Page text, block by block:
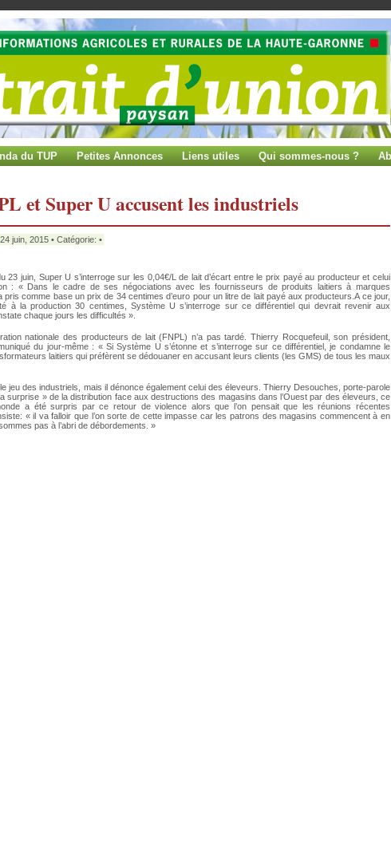
du TUP Petites Annonces Liens utiles Qui sommes-nous ?
et Super U accusent les industriels
juin, 2015 • Catégorie: •
23 juin, Super U s’interroge sur les 0,04€/L de lait d’écart entre le prix payé au producteur et celui
: « Dans le cadre de ses négociations avec les fournisseurs de produits laitiers à marques
pris comme base un prix de 34 centimes d’euro pour un litre de lait payé aux producteurs.A ce jour,
à la production 30 centimes, Système U s’interroge sur ce différentiel qui devrait revenir aux
chaque jours les difficultés ».
nationale des producteurs de lait (FNPL) n’a pas tardé. Thierry Rocquefeuil, son président,
du jour-même : « Si Système U s’étonne et s’interroge sur ce différentiel, je condamne le
laitiers qui préfèrent se dédouaner en accusant leurs clients (les GMS) de tous les maux
jeu des industriels, mais il dénonce également celui des éleveurs. Thierry Desouches, porte-parole
surprise » de la distribution face aux destructions des magasins dans l’Ouest par des éleveurs, ce
a été surpris par ce retour de violence alors que l’on pensait que les réunions récentes
« il va falloir que l’on sorte de cette impasse car les patrons des magasins commencent à en
pas à l’abri de débordements. »